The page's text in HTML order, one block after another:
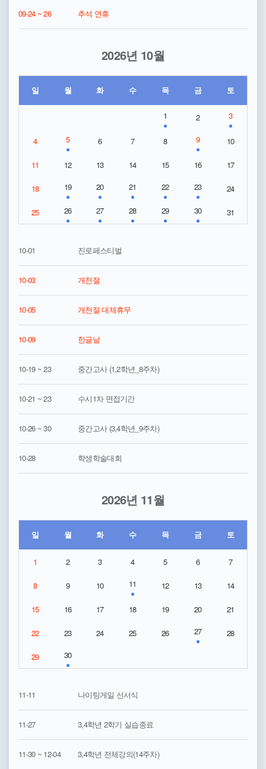
09-24 ~ 26 추석 연휴
2026년 10월
일 월 화 수 목 금 토
1 2 3
4 5 6 7 8 9 10
11 12 13 14 15 16 17
18 19 20 21 22 23 24
25 26 27 28 29 30 31
10-01 진로페스티벌
10-03 개천절
10-05 개천절 대체휴무
10-09 한글날
10-19 ~ 23 중간고사 (1,2학년_8주차)
10-21 ~ 23 수시1차 면접기간
10-26 ~ 30 중간고사 (3,4학년_9주차)
10-28 학생학술대회
2026년 11월
일 월 화 수 목 금 토
1 2 3 4 5 6 7
8 9 10 11 12 13 14
15 16 17 18 19 20 21
22 23 24 25 26 27 28
29 30
11-11 나이팅게일 선서식
11-27 3,4학년 2학기 실습종료
11-30 ~ 12-04 3,4학년 전체강의(14주차)